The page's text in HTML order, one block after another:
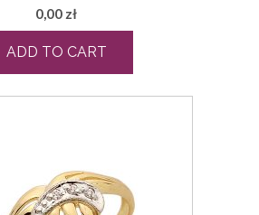
0,00 zł
ADD TO CART